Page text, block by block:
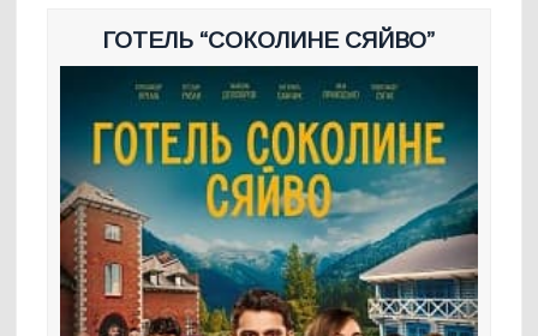
ГОТЕЛЬ “СОКОЛИНЕ СЯЙВО”